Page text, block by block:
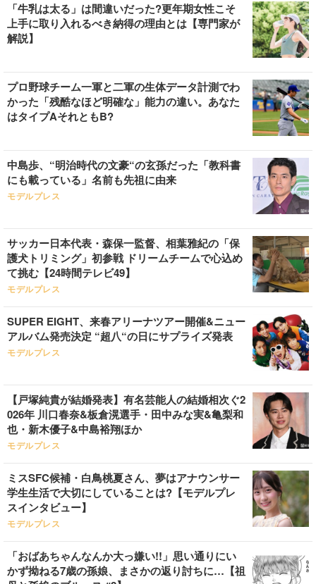
「牛乳は太る」は間違いだった?更年期女性こそ
上手に取り入れるべき納得の理由とは【専門家が
解説】
プロ野球チーム一軍と二軍の生体データ計測でわ
かった「残酷なほど明確な」能力の違い。あなた
はタイプAそれともB?
中島歩、“明治時代の文豪“の玄孫だった「教科書
にも載っている」名前も先祖に由来
モデルプレス
サッカー日本代表・森保一監督、相葉雅紀の「保
護犬トリミング」初参戦 ドリームチームで心込め
て挑む【24時間テレビ49】
モデルプレス
SUPER EIGHT、来春アリーナツアー開催&ニュー
アルバム発売決定 “超八“の日にサプライズ発表
モデルプレス
【戸塚純貴が結婚発表】有名芸能人の結婚相次ぐ2
026年 川口春奈&板倉滉選手・田中みな実&亀梨和
也・新木優子&中島裕翔ほか
モデルプレス
ミスSFC候補・白鳥桃夏さん、夢はアナウンサー
学生生活で大切にしていることは?【モデルプレ
スインタビュー】
モデルプレス
「おばあちゃんなんか大っ嫌い!!」思い通りにい
かず拗ねる7歳の孫娘、まさかの返り討ちに…【祖